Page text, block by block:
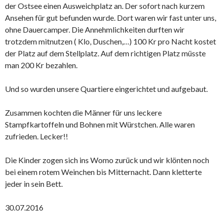
der Ostsee einen Ausweichplatz an. Der sofort nach kurzem
Ansehen für gut befunden wurde. Dort waren wir fast unter uns,
ohne Dauercamper. Die Annehmlichkeiten durften wir
trotzdem mitnutzen ( Klo, Duschen,…) 100 Kr pro Nacht kostet
der Platz auf dem Stellplatz. Auf dem richtigen Platz müsste
man 200 Kr bezahlen.
Und so wurden unsere Quartiere eingerichtet und aufgebaut.
Zusammen kochten die Männer für uns leckere
Stampfkartoffeln und Bohnen mit Würstchen. Alle waren
zufrieden. Lecker!!
Die Kinder zogen sich ins Womo zurück und wir klönten noch
bei einem rotem Weinchen bis Mitternacht. Dann kletterte
jeder in sein Bett.
30.07.2016